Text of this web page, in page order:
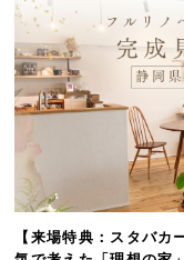
【来場特典：スタバ